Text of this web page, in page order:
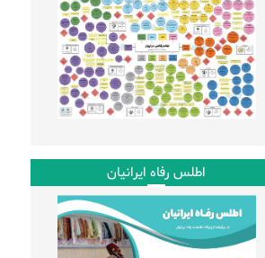
اطلس رفاه ایرانیان